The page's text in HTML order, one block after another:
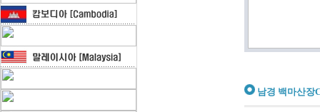
남경 백마산장